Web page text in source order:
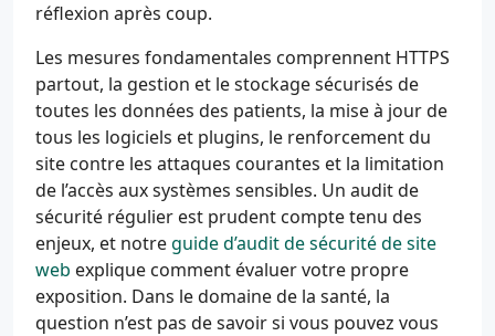
réflexion après coup.
Les mesures fondamentales comprennent HTTPS
partout, la gestion et le stockage sécurisés de
toutes les données des patients, la mise à jour de
tous les logiciels et plugins, le renforcement du
site contre les attaques courantes et la limitation
de l’accès aux systèmes sensibles. Un audit de
sécurité régulier est prudent compte tenu des
enjeux, et notreguide d’audit de sécurité de site
web explique comment évaluer votre propre
exposition. Dans le domaine de la santé, la
question n’est pas de savoir si vous pouvez vous